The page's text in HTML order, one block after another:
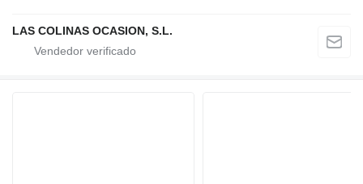
LAS COLINAS OCASION, S.L.